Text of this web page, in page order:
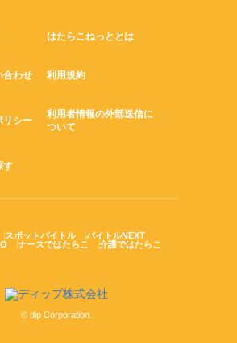
はたらこねっととは
合わせ 利用規約
リシー
利用者情報の外部送信に
ついて
す
スポットバイトル
バイトルNEXT
ナースではたらこ 介護ではたらこ
© dip Corporation.